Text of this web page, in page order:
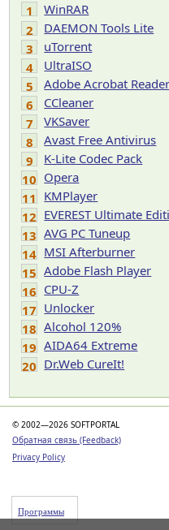
1
WinRAR
2
DAEMON Tools Lite
3
uTorrent
4
UltraISO
5
Adobe Acrobat Reader
6
CCleaner
7
VKSaver
8
Avast Free Antivirus
9
K-Lite Codec Pack
10 Opera
11 KMPlayer
12 EVEREST Ultimate
13 AVG PC Tuneup
14 MSI Afterburner
15 Adobe Flash Player
16 CPU-Z
17 Unlocker
18 Alcohol 120%
19 AIDA64 Extreme
20 Dr.Web CureIt!
© 2002—2026 SOFTPORTAL
Обратная связь (Feedback)
Privacy Policy
Программы